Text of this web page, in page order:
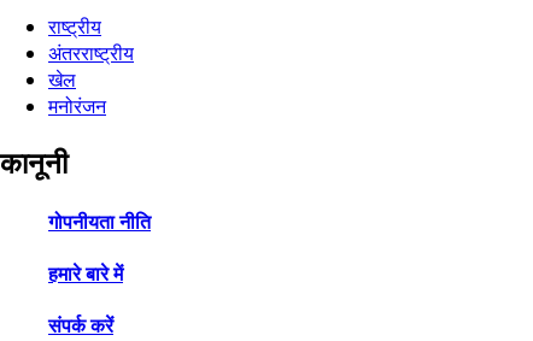
राष्ट्रीय
अंतरराष्ट्रीय
खेल
मनोरंजन
कानूनी
गोपनीयता नीति
हमारे बारे में
संपर्क करें